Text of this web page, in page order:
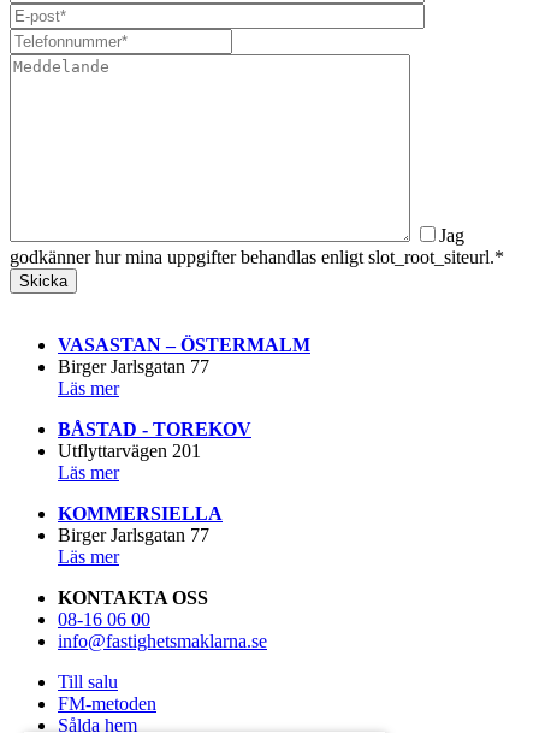
Jag
godkänner hur mina uppgifter behandlas enligt slot_root_siteurl.*
VASASTAN – ÖSTERMALM
Birger Jarlsgatan 77
Läs mer
BÅSTAD - TOREKOV
Utflyttarvägen 201
Läs mer
KOMMERSIELLA
Birger Jarlsgatan 77
Läs mer
KONTAKTA OSS
08-16 06 00
info@fastighetsmaklarna.se
Till salu
FM-metoden
Sålda hem